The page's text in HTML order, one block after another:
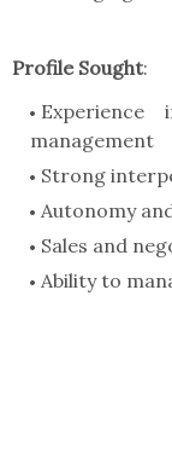
Profile Sought:
management
Strong
Autonomy
Sales and
Ability to